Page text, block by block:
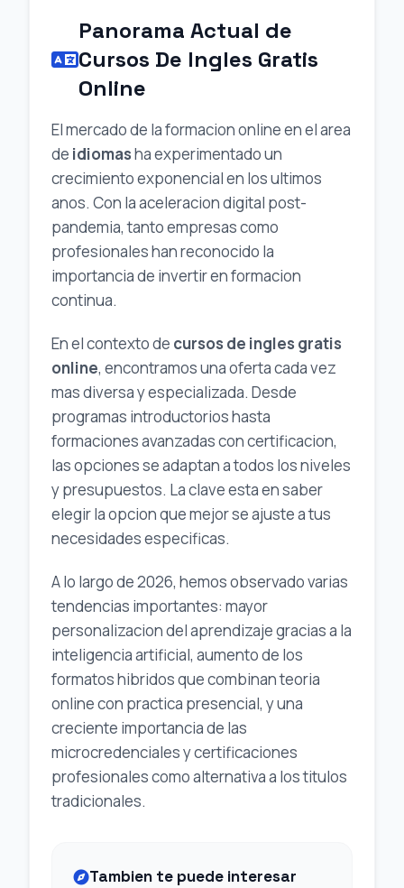
Panorama Actual de
Cursos De Ingles Gratis
Online
El mercado de la formacion online en el area
de idiomasha experimentado un
crecimiento exponencial en los ultimos
anos. Con la aceleracion digital post-
pandemia, tanto empresas como
profesionales han reconocido la
importancia de invertir en formacion
continua.
En el contexto de cursos de ingles gratis
online, encontramos una oferta cada vez
mas diversa y especializada. Desde
programas introductorios hasta
formaciones avanzadas con certificacion,
las opciones se adaptan a todos los niveles
y presupuestos. La clave esta en saber
elegir la opcion que mejor se ajuste a tus
necesidades especificas.
A lo largo de 2026, hemos observado varias
tendencias importantes: mayor
personalizacion del aprendizaje gracias a la
inteligencia artificial, aumento de los
formatos hibridos que combinan teoria
online con practica presencial, y una
creciente importancia de las
microcredenciales y certificaciones
profesionales como alternativa a los titulos
tradicionales.
Tambien te puede interesar